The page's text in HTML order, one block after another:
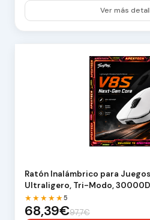
Ver más
Ratón Inalámbrico para
Ultraligero, Tri-Modo,
★★★★★5
68,39€97,7€